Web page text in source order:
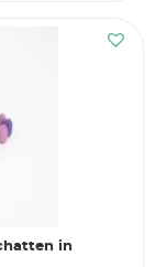
in